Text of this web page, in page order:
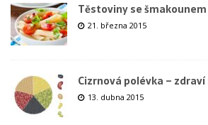
Těstoviny se šmakounem
21. března 2015
Cizrnová polévka –
13. dubna 2015